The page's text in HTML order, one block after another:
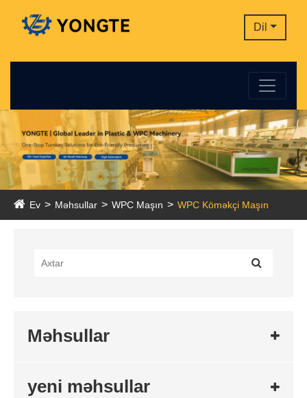
Dil
Ev Məhsullar WPC Maşın WPC Köməkçi Maşın
Məhsullar
yeni məhsullar